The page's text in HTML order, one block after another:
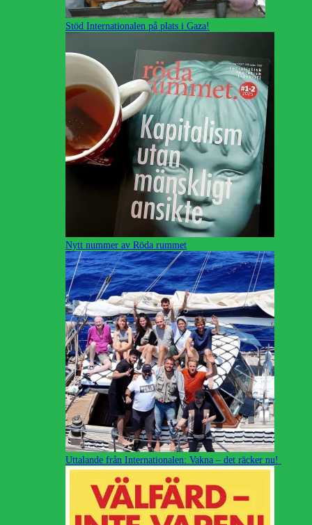
Stöd Internationalen på plats i Gaza!
Nytt nummer av Röda rummet
Uttalande från Internationalen: Vakna – det räcker nu!